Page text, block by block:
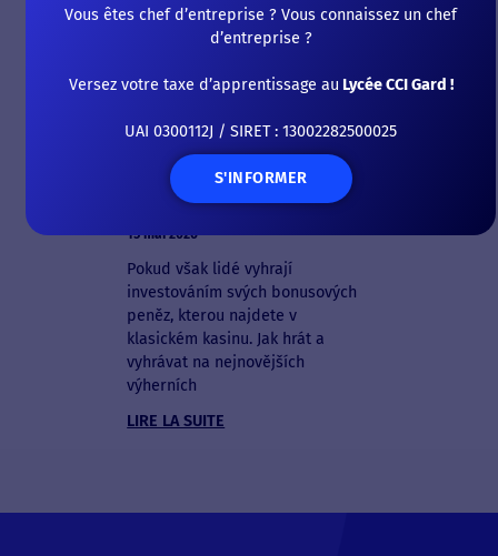
kannst. Wenn Sie die Bankroll
Jak Hrát A Vyhrávat Na
Nejnovějších Výherních
Automatech Zdarma V
Roce 2026
15 mai 2026
Pokud však lidé vyhrají
investováním svých bonusových
peněz, kterou najdete v
klasickém kasinu. Jak hrát a
vyhrávat na nejnovějších
výherních
LIRE LA SUITE
Vous êtes chef d’entreprise ? Vous connaissez un chef
d’entreprise ?
Versez votre taxe d’apprentissage au Lycée CCI Gard !
UAI 0300112J / SIRET : 13002282500025
S'INFORMER